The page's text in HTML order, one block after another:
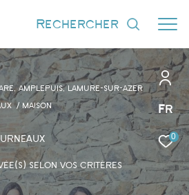
Fr
0
rechercher
AMPLEPUIS, LAMURE-SUR-AZER
MAISON
selon vos critères
recherche
qui correspond à vos